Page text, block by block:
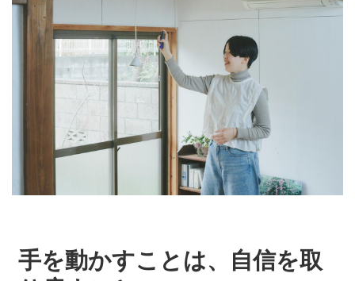
手を動かすことは、自信を取